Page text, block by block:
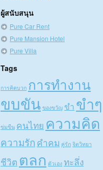
ผู้สนับสนุน
Pure Car Rent
Pure Mansion Hotel
Pure Villa
Tags
การคิดบวก การทำงาน
ขบขัน ของขวัญ ขำ ขำๆ
ข่มขืน คนไทย ความคิด
ความรัก คำคม คู่รัก จิตวิทยา
ชีวิต ตลก ตัวเอง ทะลึ่ง